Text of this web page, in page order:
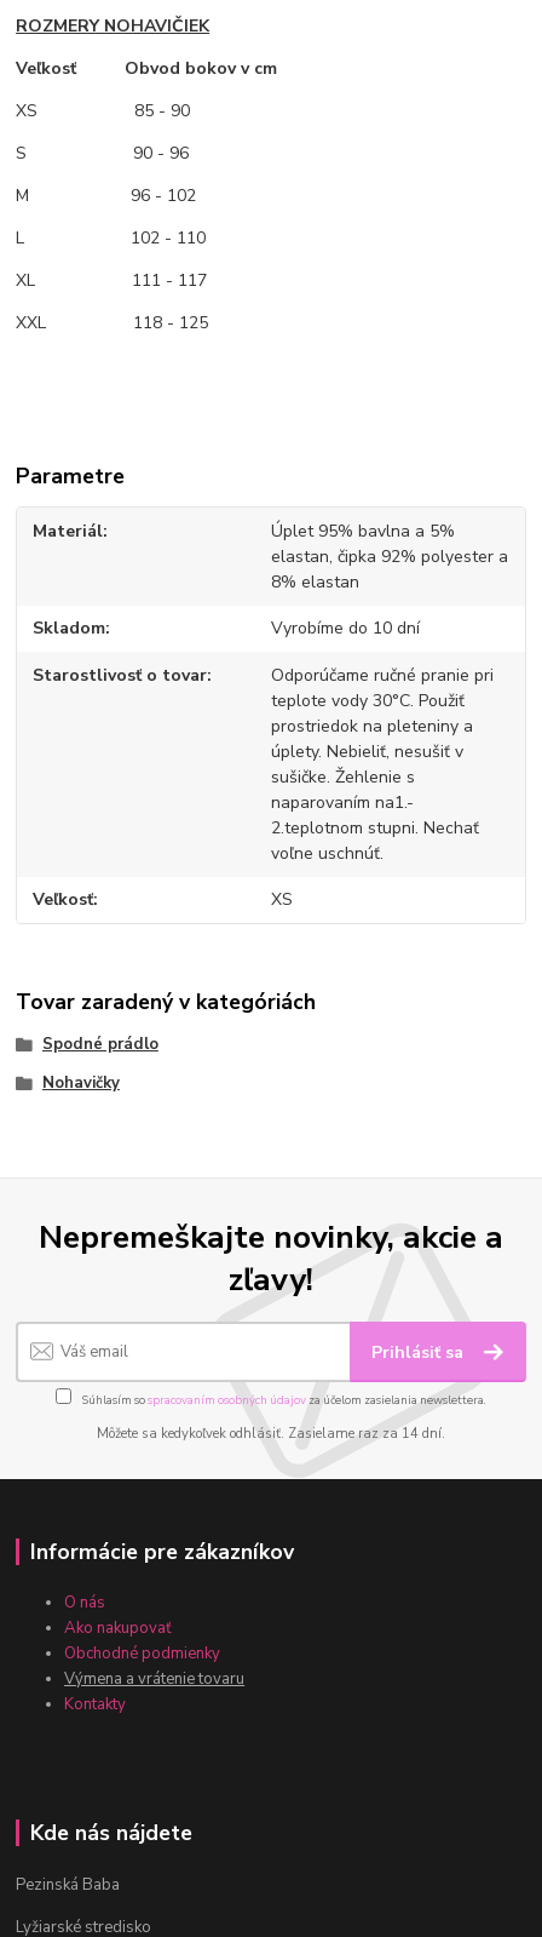
ROZMERY NOHAVIČIEK
Veľkosť Obvod bokov v cm
XS
85 - 90
S 90 - 96
M
96 - 102
L 102 - 110
XL 111 - 117
XXL 118 - 125
Parametre
Materiál
Úplet 95% bavlna a 5%
elastan, čipka 92% polyester a
8% elastan
Skladom Vyrobíme do 10 dní
Starostlivosť o tovar
Odporúčame ručné pranie pri
teplote vody 30°C. Použiť
prostriedok na pleteniny a
úplety. Nebieliť, nesušiť v
sušičke. Žehlenie s
naparovaním na1.-
2.teplotnom stupni. Nechať
voľne uschnúť.
Veľkosť XS
Tovar zaradený v kategóriách
Spodné prádlo
Nohavičky
Nepremeškajte novinky, akcie a
zľavy!
Prihlásiť sa
Súhlasím sospracovaním osobných údajov za účelom zasielania newslettera.
Môžete sa kedykoľvek odhlásiť. Zasielame raz za 14 dní.
Informácie pre zákazníkov
O nás
Ako nakupovať
Obchodné podmienky
Výmena a vrátenie tovaru
Kontakty
Kde nás nájdete
Pezinská Baba
Lyžiarské stredisko